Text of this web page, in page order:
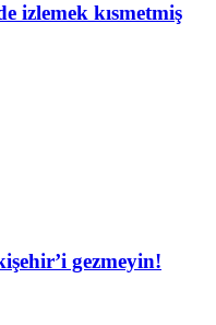
izlemek kısmetmiş
gezmeyin!